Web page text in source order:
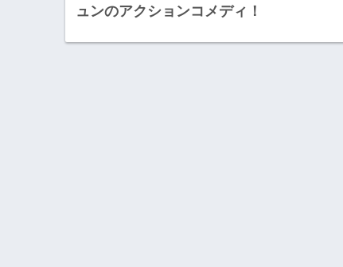
ュンのアクションコメディ！